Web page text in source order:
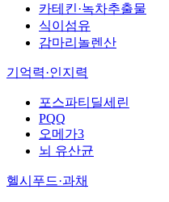
카테킨·녹차추출물
식이섬유
감마리놀렌산
기억력·인지력
포스파티딜세린
PQQ
오메가3
뇌 유산균
헬시푸드·과채